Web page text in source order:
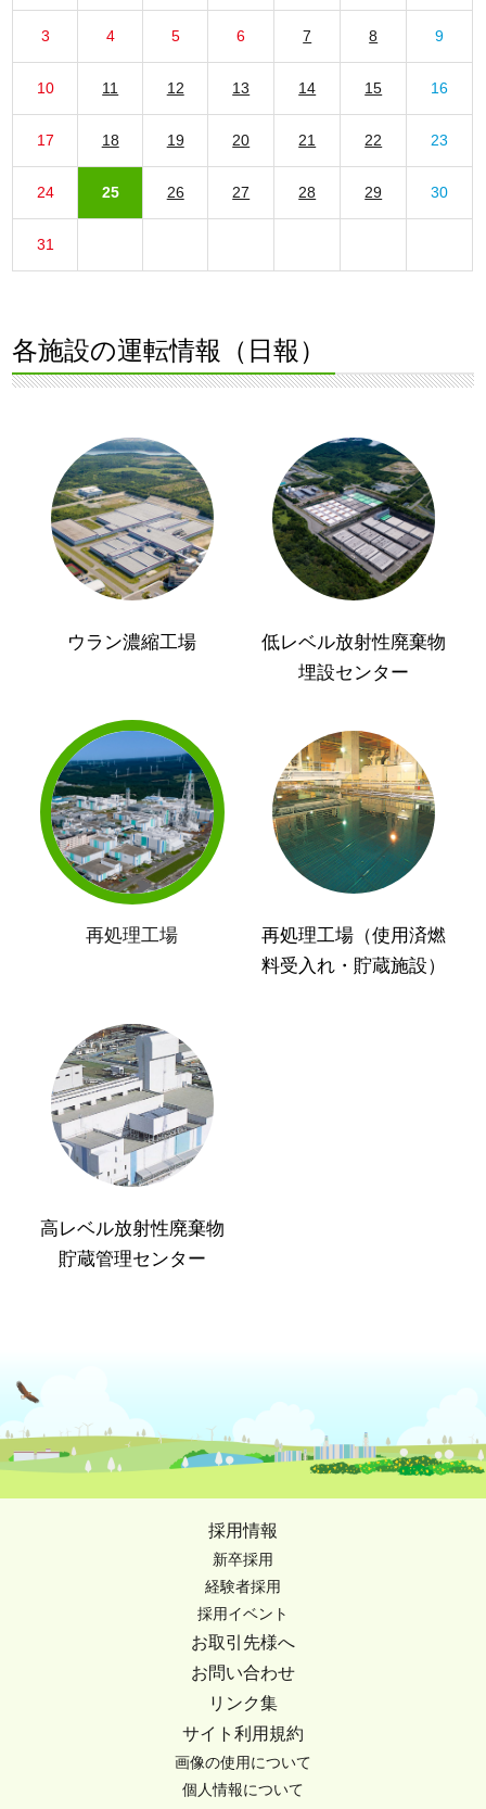
3 4 5 6 7 8 9
10 11 12 13 14 15 16
17 18 19 20 21 22 23
24 25 26 27 28 29 30
31
各施設の運転情報（日報）
ウラン濃縮工場
低レベル放射性廃棄物
埋設センター
再処理工場
再処理工場（使用済燃
料受入れ・貯蔵施設）
高レベル放射性廃棄物
貯蔵管理センター
採用情報
新卒採用
経験者採用
採用イベント
お取引先様へ
お問い合わせ
リンク集
サイト利用規約
画像の使用について
個人情報について